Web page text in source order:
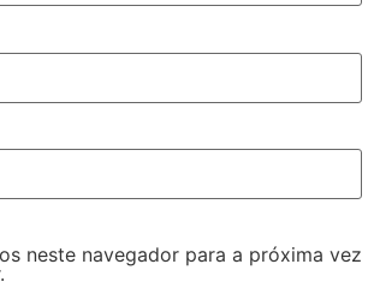
neste navegador para a próxima vez